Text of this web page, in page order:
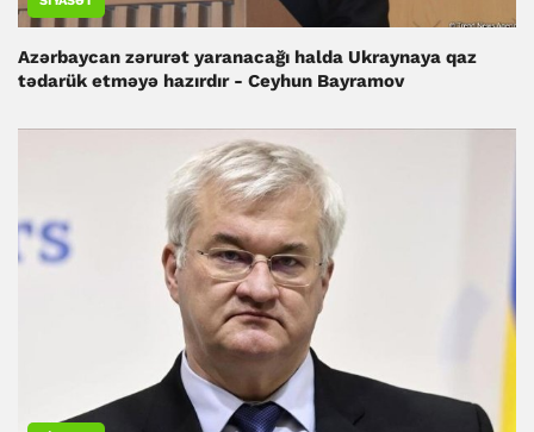
Azərbaycan zərurət yaranacağı halda Ukraynaya qaz
tədarük etməyə hazırdır - Ceyhun Bayramov